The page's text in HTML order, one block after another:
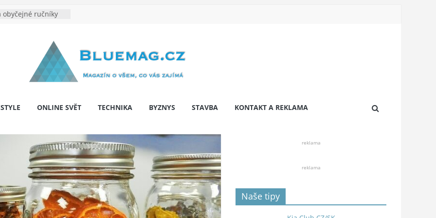
obyčejné ručníky
Na co myslet, aby
pár let nepřekvapila
bariér: když auto
ONLINE SVĚT TECHNIKA BYZNYS STAVBA KONTAKT A REKLAMA
reklama
reklama
Naše tipy